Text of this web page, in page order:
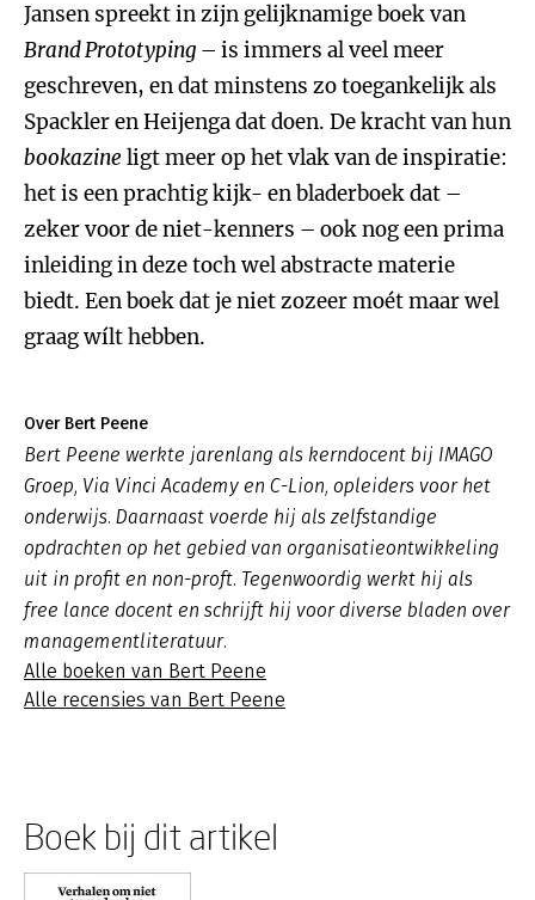
Jansen spreekt in zijn gelijknamige boek van
Brand Prototyping – is immers al veel meer
geschreven, en dat minstens zo toegankelijk als
Spackler en Heijenga dat doen. De kracht van hun
bookazine ligt meer op het vlak van de inspiratie:
het is een prachtig kijk- en bladerboek dat –
zeker voor de niet-kenners – ook nog een prima
inleiding in deze toch wel abstracte materie
biedt. Een boek dat je niet zozeer moét maar wel
graag wílt hebben.
Over Bert Peene
Bert Peene werkte jarenlang als kerndocent bij IMAGO
Groep, Via Vinci Academy en C-Lion, opleiders voor het
onderwijs. Daarnaast voerde hij als zelfstandige
opdrachten op het gebied van organisatieontwikkeling
uit in profit en non-proft. Tegenwoordig werkt hij als
free lance docent en schrijft hij voor diverse bladen over
managementliteratuur.
Alle boeken van Bert Peene
Alle recensies van Bert Peene
Boek bij dit artikel